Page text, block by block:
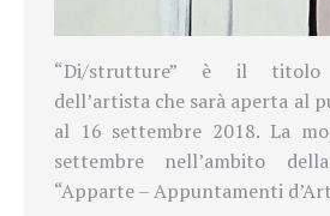
“Di/strutture” è il titolo
dell’artista che sarà aperta al
al 16 settembre 2018. La
settembre nell’ambito
“Apparte – Appuntamenti